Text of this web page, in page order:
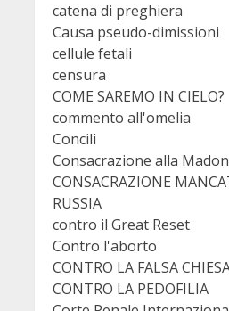
catena di preghiera
Causa pseudo-dimissioni
cellule fetali
censura
COME SAREMO IN CIELO?
commento all'omelia
Concili
Consacrazione alla
CONSACRAZIONE
RUSSIA
contro il Great Reset
Contro l'aborto
CONTRO LA FALSA
CONTRO LA PEDOFILIA